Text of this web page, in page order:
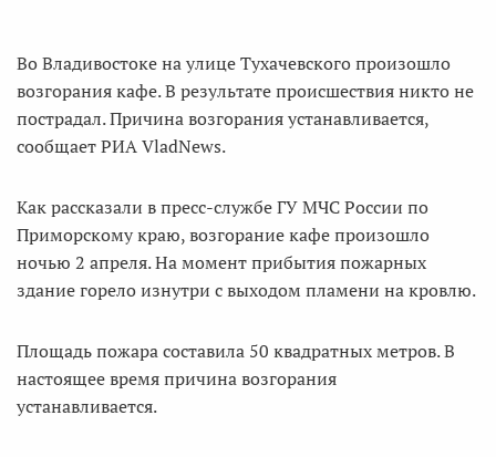
Во Владивостоке на улице Тухачевского произошло
возгорания кафе. В результате происшествия никто не
пострадал. Причина возгорания устанавливается,
сообщает РИА VladNews.
Как рассказали в пресс-службе ГУ МЧС России по
Приморскому краю, возгорание кафе произошло
ночью 2 апреля. На момент прибытия пожарных
здание горело изнутри с выходом пламени на кровлю.
Площадь пожара составила 50 квадратных метров. В
настоящее время причина возгорания
устанавливается.